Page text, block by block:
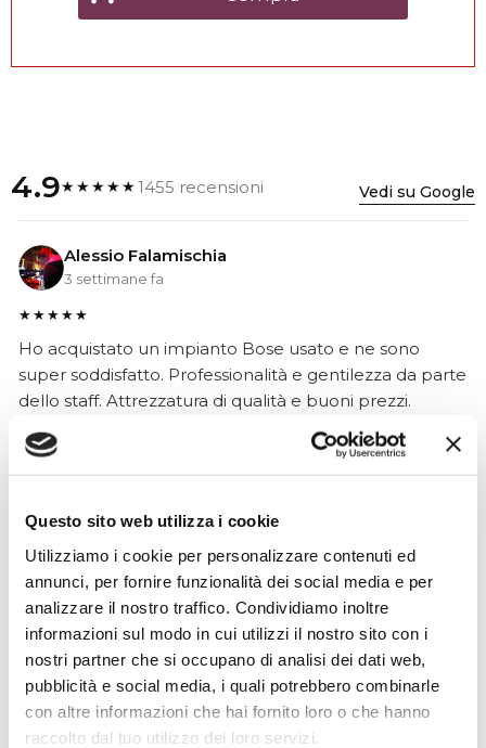
Questo sito web utilizza i cookie
Utilizziamo i cookie per personalizzare contenuti ed
annunci, per fornire funzionalità dei social media e per
analizzare il nostro traffico. Condividiamo inoltre
informazioni sul modo in cui utilizzi il nostro sito con i
nostri partner che si occupano di analisi dei dati web,
pubblicità e social media, i quali potrebbero combinarle
con altre informazioni che hai fornito loro o che hanno
raccolto dal tuo utilizzo dei loro servizi.
4.9★★★★★1455 recensioni Vedi su Google
Alessio Falamischia
3 settimane fa
★★★★★
Ho acquistato un impianto Bose usato e ne sono
super soddisfatto. Professionalità e gentilezza da parte
dello staff. Attrezzatura di qualità e buoni prezzi.
2 mesi fa
★★★★★
Ho acquistato un contrabbasso elettrico Stanzani, un
microfono professionale, amplificatore, cuffie, aste e
cavi vari come regali per il mio compagno. Lo
strumento è a dir poco meraviglioso e il resto dei
prodotti è di alto livello. I venditori son..